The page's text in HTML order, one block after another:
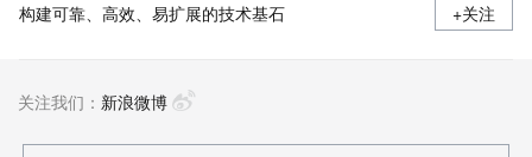
构建可靠、高效、易扩展的技术基石 +关注
关注我们： 新浪微博